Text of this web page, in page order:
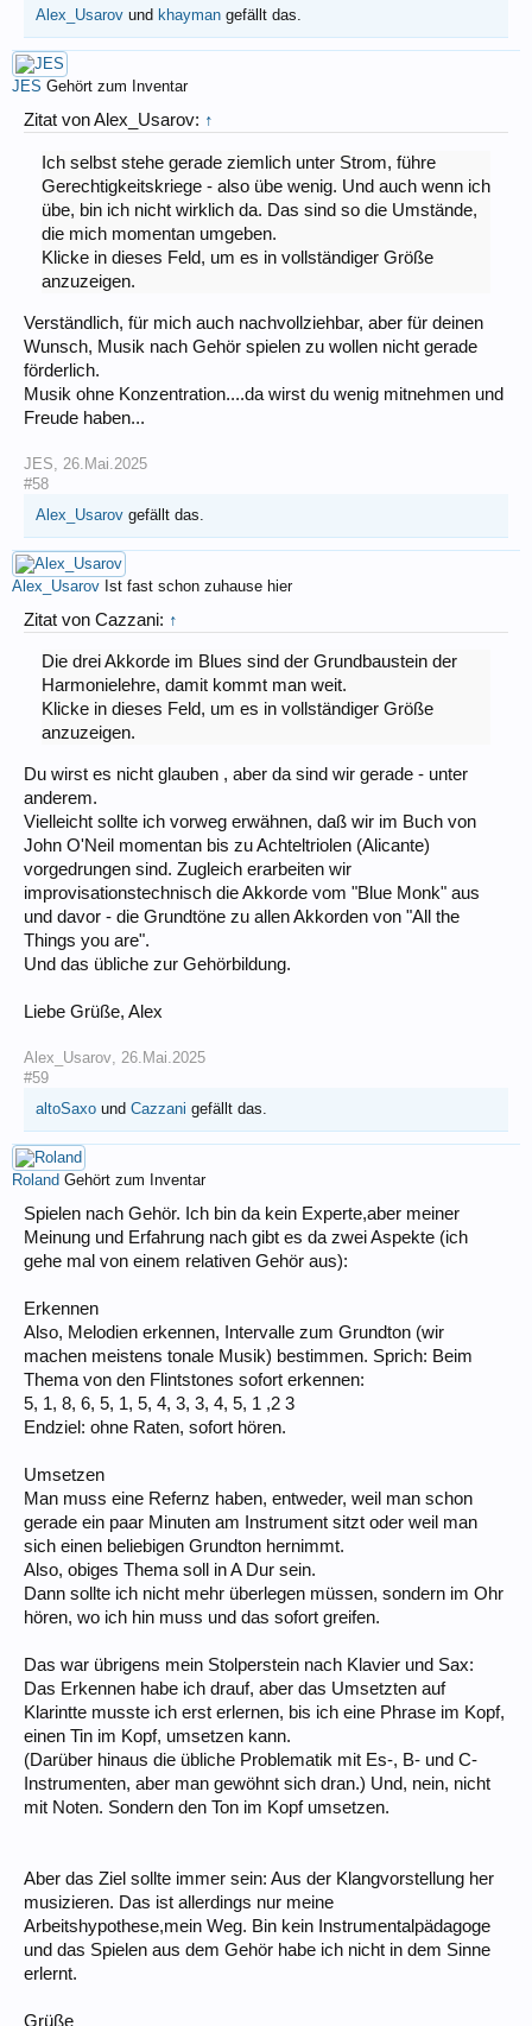
Alex_Usarov und khayman gefällt das.
JES Gehört zum Inventar
Zitat von Alex_Usarov: ↑
Ich selbst stehe gerade ziemlich unter Strom, führe
Gerechtigkeitskriege - also übe wenig. Und auch wenn ich
übe, bin ich nicht wirklich da. Das sind so die Umstände,
die mich momentan umgeben.
Klicke in dieses Feld, um es in vollständiger Größe
anzuzeigen.
Verständlich, für mich auch nachvollziehbar, aber für deinen
Wunsch, Musik nach Gehör spielen zu wollen nicht gerade
förderlich.
Musik ohne Konzentration....da wirst du wenig mitnehmen und
Freude haben...
JES
26.Mai.2025
#58
Alex_Usarov gefällt das.
Alex_Usarov Ist fast schon zuhause hier
Zitat von Cazzani: ↑
Die drei Akkorde im Blues sind der Grundbaustein der
Harmonielehre, damit kommt man weit.
Klicke in dieses Feld, um es in vollständiger Größe
anzuzeigen.
Du wirst es nicht glauben , aber da sind wir gerade - unter
anderem.
Vielleicht sollte ich vorweg erwähnen, daß wir im Buch von
John O'Neil momentan bis zu Achteltriolen (Alicante)
vorgedrungen sind. Zugleich erarbeiten wir
improvisationstechnisch die Akkorde vom "Blue Monk" aus
und davor - die Grundtöne zu allen Akkorden von "All the
Things you are".
Und das übliche zur Gehörbildung.
Liebe Grüße, Alex
Alex_Usarov 26.Mai.2025
#59
altoSaxo und Cazzani gefällt das.
Roland Gehört zum Inventar
Spielen nach Gehör. Ich bin da kein Experte,aber meiner
Meinung und Erfahrung nach gibt es da zwei Aspekte (ich
gehe mal von einem relativen Gehör aus):
Erkennen
Also, Melodien erkennen, Intervalle zum Grundton (wir
machen meistens tonale Musik) bestimmen. Sprich: Beim
Thema von den Flintstones sofort erkennen:
5, 1, 8, 6, 5, 1, 5, 4, 3, 3, 4, 5, 1 ,2 3
Endziel: ohne Raten, sofort hören.
Umsetzen
Man muss eine Refernz haben, entweder, weil man schon
gerade ein paar Minuten am Instrument sitzt oder weil man
sich einen beliebigen Grundton hernimmt.
Also, obiges Thema soll in A Dur sein.
Dann sollte ich nicht mehr überlegen müssen, sondern im Ohr
hören, wo ich hin muss und das sofort greifen.
Das war übrigens mein Stolperstein nach Klavier und Sax:
Das Erkennen habe ich drauf, aber das Umsetzten auf
Klarintte musste ich erst erlernen, bis ich eine Phrase im Kopf,
einen Tin im Kopf, umsetzen kann.
(Darüber hinaus die übliche Problematik mit Es-, B- und C-
Instrumenten, aber man gewöhnt sich dran.) Und, nein, nicht
mit Noten. Sondern den Ton im Kopf umsetzen.
Aber das Ziel sollte immer sein: Aus der Klangvorstellung her
musizieren. Das ist allerdings nur meine
Arbeitshypothese,mein Weg. Bin kein Instrumentalpädagoge
und das Spielen aus dem Gehör habe ich nicht in dem Sinne
erlernt.
Grüße